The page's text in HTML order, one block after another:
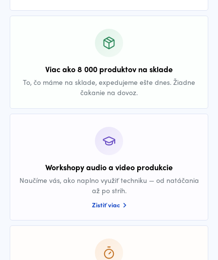
Viac ako 8 000 produktov na sklade
To, čo máme na sklade, expedujeme ešte dnes. Žiadne
čakanie na dovoz.
Workshopy audio a video produkcie
Naučíme vás, ako naplno využiť techniku — od natáčania
až po strih.
Zistiť viac